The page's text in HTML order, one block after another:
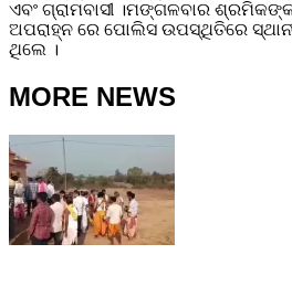
ଏବଂ ଗ୍ରାମବାସୀ ।ମଙ୍ଗଳବାର
ଅପରାହ୍ନ ରେ ପୋଲିସ ଉପସ୍ଥିତିରେ
ଥିଲେ ।
MORE NEWS